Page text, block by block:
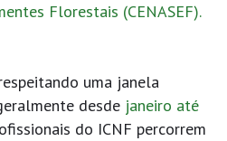
Florestais (CENASEF).
uma janela
desde janeiro até
do ICNF percorrem